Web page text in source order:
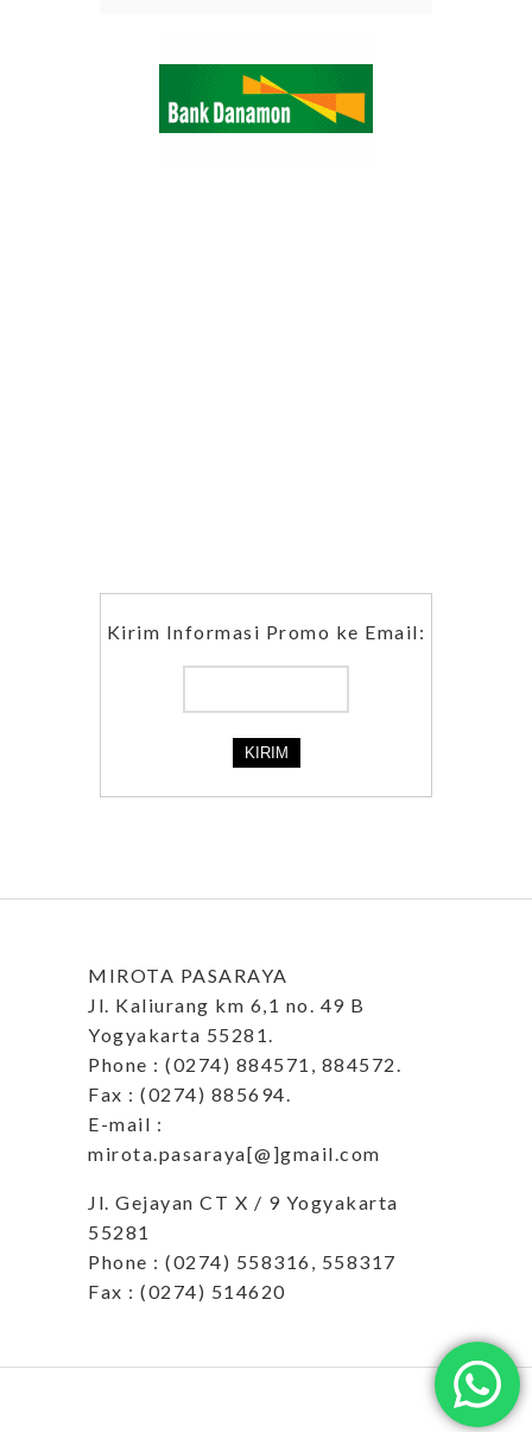
Kirim Informasi Promo ke Email:
MIROTA PASARAYA
Jl. Kaliurang km 6,1 no. 49 B
Yogyakarta 55281.
Phone : (0274) 884571, 884572.
Fax : (0274) 885694.
E-mail :
mirota.pasaraya[@]gmail.com
Jl. Gejayan CT X / 9 Yogyakarta
55281
Phone : (0274) 558316, 558317
Fax : (0274) 514620